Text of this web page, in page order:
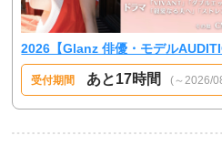
2026【Glanz 俳優・モデル
受付期間 あと17時間 (～2026/